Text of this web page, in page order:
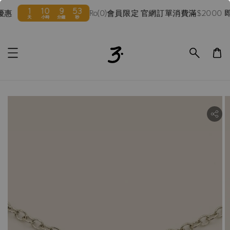
1
天
10
小時
9
分鐘
52
秒 Ro(0)會員限定 官網訂單消費滿$2000 即享